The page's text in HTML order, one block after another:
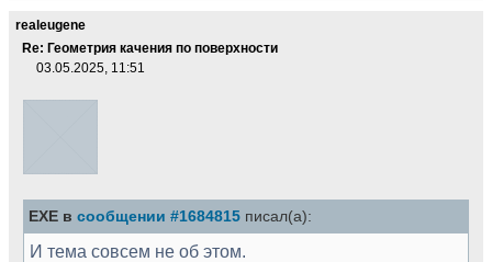
realeugene
Re: Геометрия качения по поверхности
03.05.2025, 11:51
EXE в сообщении #1684815 писал(а):
И тема совсем не об этом.